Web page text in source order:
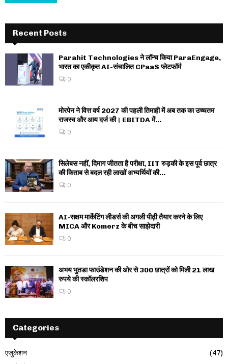
Recent Posts
Parahit Technologies ने लॉन्च किया ParaEngage,
भारत का एकीकृत AI-संचालित CPaaS प्लेटफॉर्म
0
मोरपेन ने वित्त वर्ष 2027 की पहली तिमाही में अब तक का उच्चतम
राजस्व और आय दर्ज की। EBITDA में...
0
सिलेबस नहीं, दिमाग जीतता है परीक्षा, IIT रुड़की के इस पूर्व छात्र
की किताब से बदल रही लाखों अभ्यर्थियों की...
0
AI-सक्षम मार्केटिंग लीडर्स की अगली पीढ़ी तैयार करने के लिए
MICA और Komerz के बीच साझेदारी
0
अभय भुतडा फाउंडेशन की ओर से 300 छात्रों को मिली 21 लाख
रुपये की स्कॉलरशिप
0
Categories
एजुकेशन
(47)